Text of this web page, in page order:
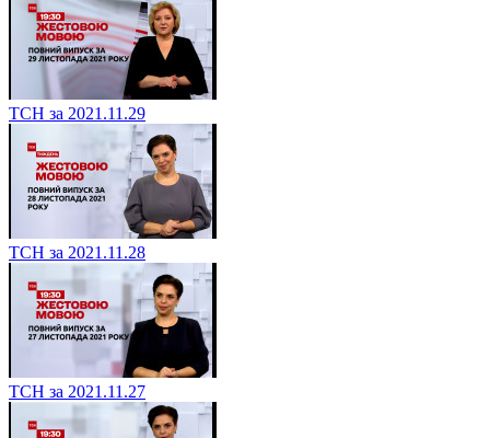
ТСН за 2021.11.29
ТСН за 2021.11.28
ТСН за 2021.11.27